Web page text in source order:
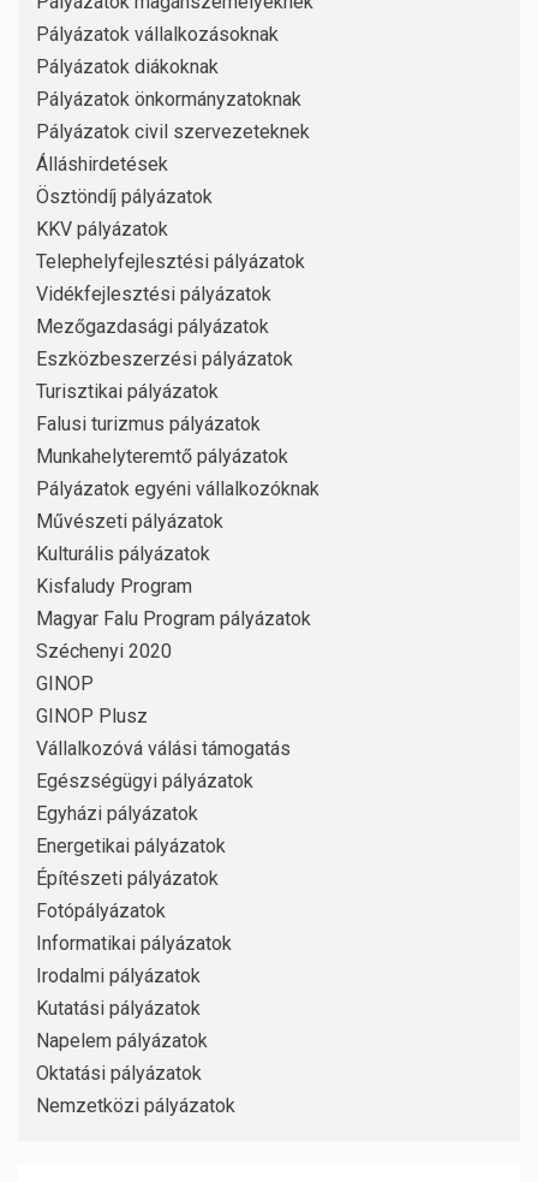
Pályázatok vállalkozásoknak
Pályázatok diákoknak
Pályázatok önkormányzatoknak
Pályázatok civil szervezeteknek
Álláshirdetések
Ösztöndíj pályázatok
KKV pályázatok
Telephelyfejlesztési pályázatok
Vidékfejlesztési pályázatok
Mezőgazdasági pályázatok
Eszközbeszerzési pályázatok
Turisztikai pályázatok
Falusi turizmus pályázatok
Munkahelyteremtő pályázatok
Pályázatok egyéni vállalkozóknak
Művészeti pályázatok
Kulturális pályázatok
Kisfaludy Program
Magyar Falu Program pályázatok
Széchenyi 2020
GINOP
GINOP Plusz
Vállalkozóvá válási támogatás
Egészségügyi pályázatok
Egyházi pályázatok
Energetikai pályázatok
Építészeti pályázatok
Fotópályázatok
Informatikai pályázatok
Irodalmi pályázatok
Kutatási pályázatok
Napelem pályázatok
Oktatási pályázatok
Nemzetközi pályázatok